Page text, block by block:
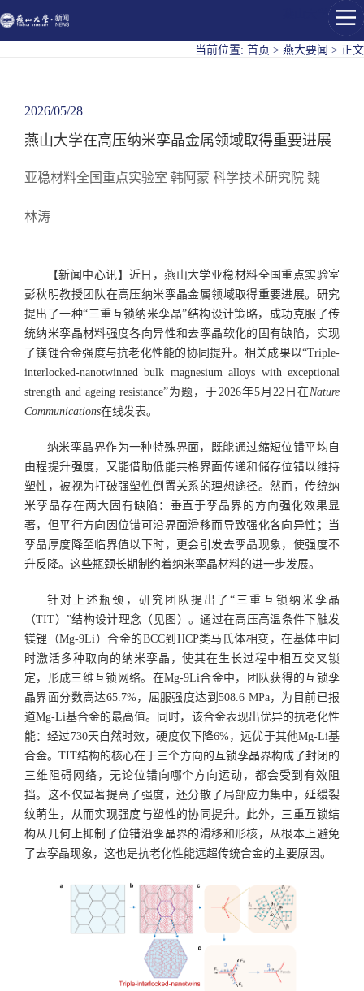
当前位置: 首页 > 燕大要闻 > 正文
2026/05/28
燕山大学在高压纳米孪晶金属领域取得重要进展
亚稳材料全国重点实验室 韩阿蒙 科学技术研究院 魏
林涛
【新闻中心讯】近日，燕山大学亚稳材料全国重点实验室
彭秋明教授团队在高压纳米孪晶金属领域取得重要进展。研究
提出了一种“三重互锁纳米孪晶”结构设计策略，成功克服了传
统纳米孪晶材料强度各向异性和去孪晶软化的固有缺陷，实现
了镁锂合金强度与抗老化性能的协同提升。相关成果以“Triple-
interlocked-nanotwinned bulk magnesium alloys with exceptional
strength and ageing resistance”为题，于2026年5月22日在Nature
Communications在线发表。
纳米孪晶界作为一种特殊界面，既能通过缩短位错平均自
由程提升强度，又能借助低能共格界面传递和储存位错以维持
塑性，被视为打破强塑性倒置关系的理想途径。然而，传统纳
米孪晶存在两大固有缺陷：垂直于孪晶界的方向强化效果显
著，但平行方向因位错可沿界面滑移而导致强化各向异性；当
孪晶厚度降至临界值以下时，更会引发去孪晶现象，使强度不
升反降。这些瓶颈长期制约着纳米孪晶材料的进一步发展。
针对上述瓶颈，研究团队提出了“三重互锁纳米孪晶
（TIT）”结构设计理念（见图）。通过在高压高温条件下触发
镁锂（Mg-9Li）合金的BCC到HCP类马氏体相变，在基体中同
时激活多种取向的纳米孪晶，使其在生长过程中相互交叉锁
定，形成三维互锁网络。在Mg-9Li合金中，团队获得的互锁孪
晶界面分数高达65.7%，屈服强度达到508.6 MPa，为目前已报
道Mg-Li基合金的最高值。同时，该合金表现出优异的抗老化性
能：经过730天自然时效，硬度仅下降6%，远优于其他Mg-Li基
合金。TIT结构的核心在于三个方向的互锁孪晶界构成了封闭的
三维阻碍网络，无论位错向哪个方向运动，都会受到有效阻
挡。这不仅显著提高了强度，还分散了局部应力集中，延缓裂
纹萌生，从而实现强度与塑性的协同提升。此外，三重互锁结
构从几何上抑制了位错沿孪晶界的滑移和形核，从根本上避免
了去孪晶现象，这也是抗老化性能远超传统合金的主要原因。